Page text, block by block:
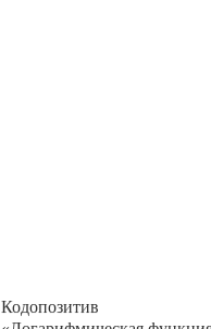
Кодопозитив